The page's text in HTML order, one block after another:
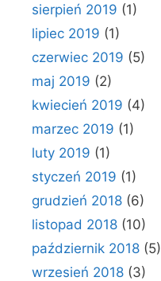
sierpień 2019 (1)
lipiec 2019 (1)
czerwiec 2019 (5)
maj 2019 (2)
kwiecień 2019 (4)
marzec 2019 (1)
luty 2019 (1)
styczeń 2019 (1)
grudzień 2018 (6)
listopad 2018 (10)
październik 2018 (5)
wrzesień 2018 (3)